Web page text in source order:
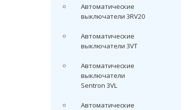
Автоматические
выключатели 3RV20
Автоматические
выключатели 3VT
Автоматические
выключатели
Sentron 3VL
Автоматические